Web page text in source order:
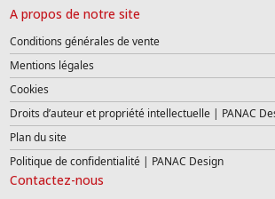
A propos de notre site
Conditions générales de vente
Mentions légales
Cookies
Droits d’auteur et propriété intellectuelle | PANAC
Plan du site
Politique de confidentialité | PANAC Design
Contactez-nous